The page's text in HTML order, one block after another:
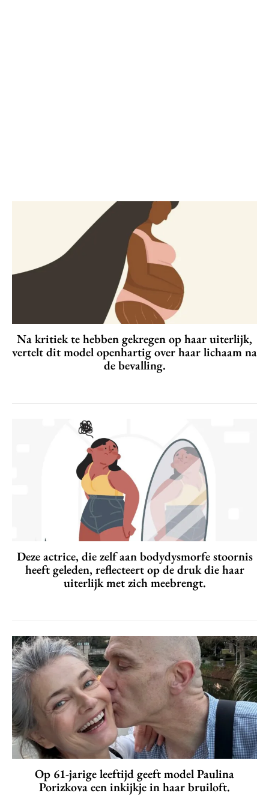
Na kritiek te hebben gekregen op haar uiterlijk,
vertelt dit model openhartig over haar lichaam na
de bevalling.
Deze actrice, die zelf aan bodydysmorfe stoornis
heeft geleden, reflecteert op de druk die haar
uiterlijk met zich meebrengt.
Op 61-jarige leeftijd geeft model Paulina
Porizkova een inkijkje in haar bruiloft.